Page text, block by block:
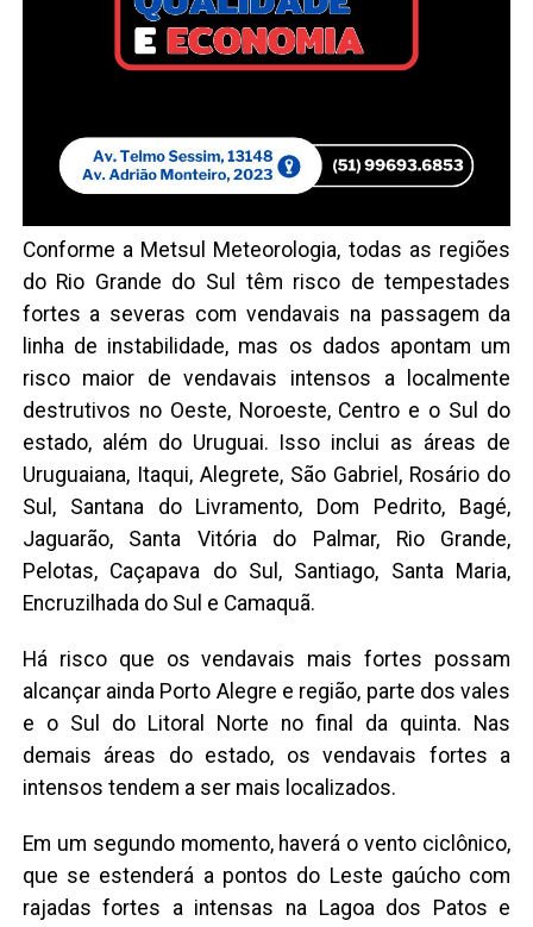
Conforme a Metsul Meteorologia, todas as regiões
do Rio Grande do Sul têm risco de tempestades
fortes a severas com vendavais na passagem da
linha de instabilidade, mas os dados apontam um
risco maior de vendavais intensos a localmente
destrutivos no Oeste, Noroeste, Centro e o Sul do
estado, além do Uruguai. Isso inclui as áreas de
Uruguaiana, Itaqui, Alegrete, São Gabriel, Rosário do
Sul, Santana do Livramento, Dom Pedrito, Bagé,
Jaguarão, Santa Vitória do Palmar, Rio Grande,
Pelotas, Caçapava do Sul, Santiago, Santa Maria,
Encruzilhada do Sul e Camaquã.
Há risco que os vendavais mais fortes possam
alcançar ainda Porto Alegre e região, parte dos vales
e o Sul do Litoral Norte no final da quinta. Nas
demais áreas do estado, os vendavais fortes a
intensos tendem a ser mais localizados.
Em um segundo momento, haverá o vento ciclônico,
que se estenderá a pontos do Leste gaúcho com
rajadas fortes a intensas na Lagoa dos Patos e